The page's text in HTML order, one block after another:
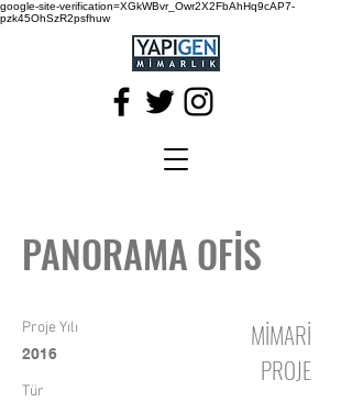
google-site-verification=XGkWBvr_Owr2X2FbAhHq9cAP7-
pzk45OhSzR2psfhuw
PANORAMA OFİS
Proje Yılı
2016
Tür
MİMARİ
PROJE